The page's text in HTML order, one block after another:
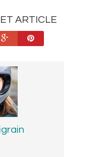
ARTICLE